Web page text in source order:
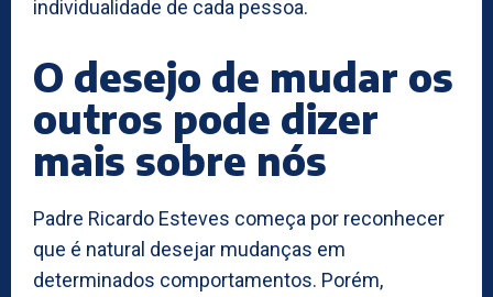
individualidade de cada pessoa.
O desejo de mudar os
outros pode dizer
mais sobre nós
Padre Ricardo Esteves começa por reconhecer
que é natural desejar mudanças em
determinados comportamentos. Porém,